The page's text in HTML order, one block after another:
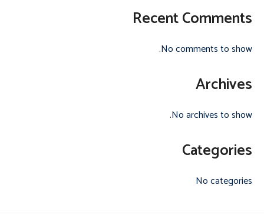
Recent Comments
No comments to show.
Archives
No archives to show.
Categories
No categories